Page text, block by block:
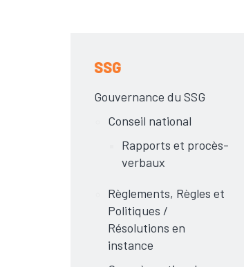
SSG
Gouvernance du SSG
Conseil national
Rapports et procès-
verbaux
Règlements, Règles et
Politiques /
Résolutions en
instance